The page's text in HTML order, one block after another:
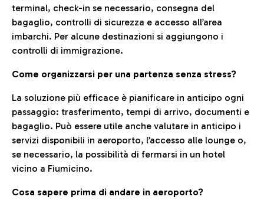
terminal, check-in se necessario, consegna del
bagaglio, controlli di sicurezza e accesso all’area
imbarchi. Per alcune destinazioni si aggiungono i
controlli di immigrazione.
Come organizzarsi per una partenza senza stress?
La soluzione più efficace è pianificare in anticipo ogni
passaggio: trasferimento, tempi di arrivo, documenti e
bagaglio. Può essere utile anche valutare in anticipo i
servizi disponibili in aeroporto, l’accesso alle lounge o,
se necessario, la possibilità di fermarsi in un hotel
vicino a Fiumicino.
Cosa sapere prima di andare in aeroporto?